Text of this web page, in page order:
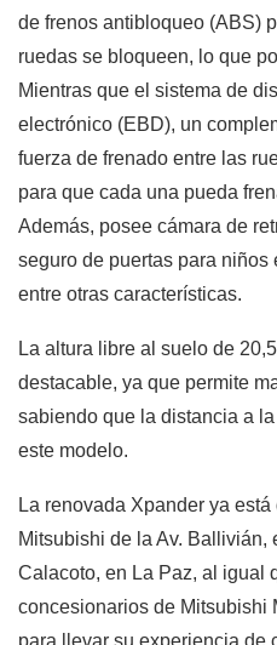
de frenos antibloqueo (ABS)
ruedas se bloqueen, lo que
Mientras que el sistema de
electrónico (EBD), un
fuerza de frenado entre las
para que cada una pueda
Además, posee cámara de
seguro de puertas para niños
entre otras características.
La altura libre al suelo de
destacable, ya que permite
sabiendo que la distancia a
este modelo.
La renovada Xpander ya
Mitsubishi de la Av. Ballivián,
Calacoto, en La Paz, al igual
concesionarios de Mitsubishi
para llevar su experiencia de